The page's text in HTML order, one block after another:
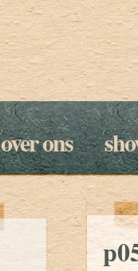
over ons